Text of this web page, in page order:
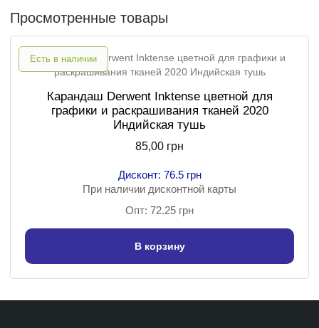
Просмотренные товары
Есть в наличии
Карандаш Derwent Inktense цветной для
графики и раскрашивания тканей 2020
Индийская тушь
85,00 грн
Дисконт: 76.5 грн
При наличии дисконтной карты
Опт: 72.25 грн
В корзину